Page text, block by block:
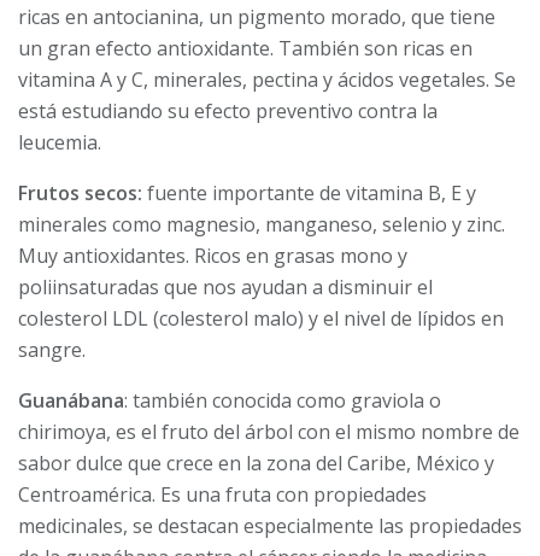
ricas en antocianina, un pigmento morado, que tiene
un gran efecto antioxidante. También son ricas en
vitamina A y C, minerales, pectina y ácidos vegetales. Se
está estudiando su efecto preventivo contra la
leucemia.
Frutos secos: fuente importante de vitamina B, E y
minerales como magnesio, manganeso, selenio y zinc.
Muy antioxidantes. Ricos en grasas mono y
poliinsaturadas que nos ayudan a disminuir el
colesterol LDL (colesterol malo) y el nivel de lípidos en
sangre.
Guanábana: también conocida como graviola o
chirimoya, es el fruto del árbol con el mismo nombre de
sabor dulce que crece en la zona del Caribe, México y
Centroamérica. Es una fruta con propiedades
medicinales, se destacan especialmente las propiedades